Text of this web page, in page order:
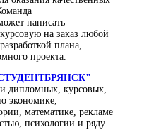
написать
на заказ любой
плана,
проекта.
дипломных, курсовых,
экономике,
математике, рекламе
психологии и ряду